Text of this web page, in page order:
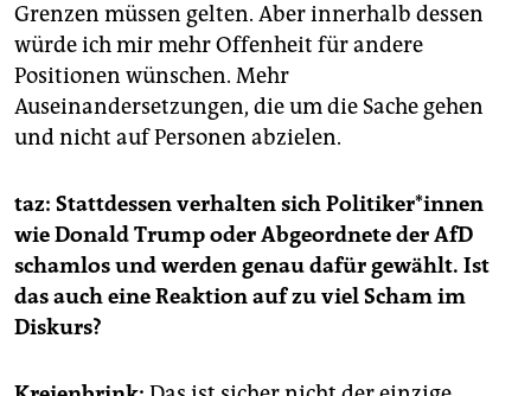
Grenzen müssen gelten. Aber innerhalb dessen
würde ich mir mehr Offenheit für andere
Positionen wünschen. Mehr
Auseinandersetzungen, die um die Sache gehen
und nicht auf Personen abzielen.
taz: Stattdessen verhalten sich Po­li­ti­ke­r*in­nen
wie Donald Trump oder Abgeordnete der AfD
schamlos und werden genau dafür gewählt. Ist
das auch eine Reaktion auf zu viel Scham im
Diskurs?